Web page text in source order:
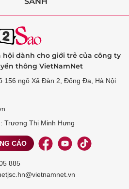
dành cho giới trẻ của công ty
thông VietNamNet
156 ngõ Xã Đàn 2, Đống Đa, Hà Nội
Trương Thị Minh Hưng
CÁO
885